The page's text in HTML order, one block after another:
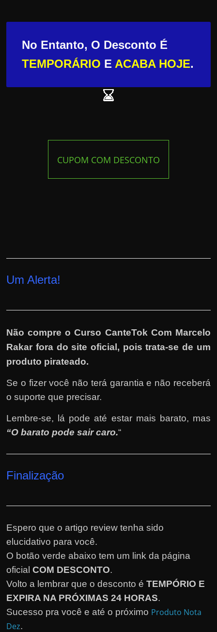
No Entanto, O Desconto É
TEMPORÁRIO E ACABA HOJE.
CUPOM COM DESCONTO
Um Alerta!
Não compre o Curso CanteTok Com Marcelo
Rakar fora do site oficial, pois trata-se de um
produto pirateado.
Se o fizer você não terá garantia e não receberá
o suporte que precisar.
Lembre-se, lá pode até estar mais barato, mas
“O barato pode sair caro.“
Finalização
Espero que o artigo review tenha sido
elucidativo para você.
O botão verde abaixo tem um link da página
oficialCOM DESCONTO.
Volto a lembrar que o desconto éTEMPÓRIO E
EXPIRA NA PRÓXIMAS 24 HORAS.
Sucesso pra você e até o próximo Produto Nota
Dez.